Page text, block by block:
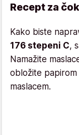
Recept za
Kako biste
176 stepeni C,
Namažite
obložite
maslacem.